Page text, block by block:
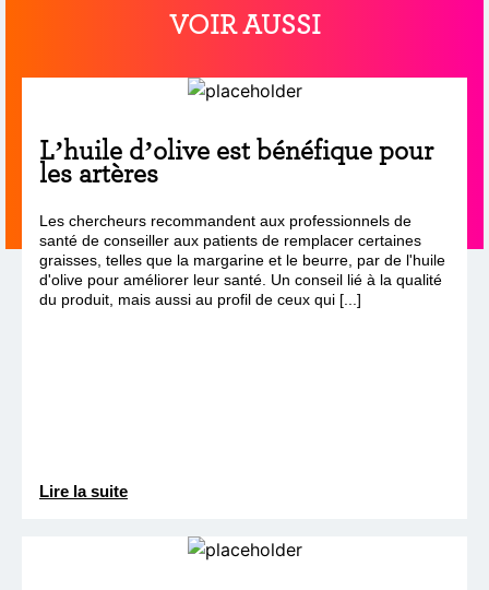
VOIR AUSSI
L’huile d’olive est bénéfique pour
les artères
Les chercheurs recommandent aux professionnels de
santé de conseiller aux patients de remplacer certaines
graisses, telles que la margarine et le beurre, par de l'huile
d'olive pour améliorer leur santé. Un conseil lié à la qualité
du produit, mais aussi au profil de ceux qui [...]
Lire la suite